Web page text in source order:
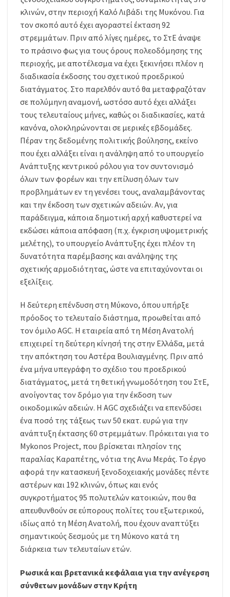
κλινών, στην περιοχή Καλό Λιβάδι της Μυκόνου. Για
τον σκοπό αυτό έχει αγοραστεί έκταση 92
στρεμμάτων. Πριν από λίγες ημέρες, το ΣτΕ άναψε
το πράσινο φως για τους όρους πολεοδόμησης της
περιοχής, με αποτέλεσμα να έχει ξεκινήσει πλέον η
διαδικασία έκδοσης του σχετικού προεδρικού
διατάγματος. Στο παρελθόν αυτό θα μεταφραζόταν
σε πολύμηνη αναμονή, ωστόσο αυτό έχει αλλάξει
τους τελευταίους μήνες, καθώς οι διαδικασίες, κατά
κανόνα, ολοκληρώνονται σε μερικές εβδομάδες.
Πέραν της δεδομένης πολιτικής βούλησης, εκείνο
που έχει αλλάξει είναι η ανάληψη από το υπουργείο
Ανάπτυξης κεντρικού ρόλου για τον συντονισμό
όλων των φορέων και την επίλυση όλων των
προβλημάτων εν τη γενέσει τους, αναλαμβάνοντας
και την έκδοση των σχετικών αδειών. Αν, για
παράδειγμα, κάποια δημοτική αρχή καθυστερεί να
εκδώσει κάποια απόφαση (π.χ. έγκριση υψομετρικής
μελέτης), το υπουργείο Ανάπτυξης έχει πλέον τη
δυνατότητα παρέμβασης και ανάληψης της
σχετικής αρμοδιότητας, ώστε να επιταχύνονται οι
εξελίξεις.
Η δεύτερη επένδυση στη Μύκονο, όπου υπήρξε
πρόοδος το τελευταίο διάστημα, προωθείται από
τον όμιλο AGC. Η εταιρεία από τη Μέση Ανατολή
επιχειρεί τη δεύτερη κίνησή της στην Ελλάδα, μετά
την απόκτηση του Αστέρα Βουλιαγμένης. Πριν από
ένα μήνα υπεγράφη το σχέδιο του προεδρικού
διατάγματος, μετά τη θετική γνωμοδότηση του ΣτΕ,
ανοίγοντας τον δρόμο για την έκδοση των
οικοδομικών αδειών. Η AGC σχεδιάζει να επενδύσει
ένα ποσό της τάξεως των 50 εκατ. ευρώ για την
ανάπτυξη έκτασης 60 στρεμμάτων. Πρόκειται για το
Mykonos Project, που βρίσκεται πλησίον της
παραλίας Καραπέτης, νότια της Ανω Μεράς. Το έργο
αφορά την κατασκευή ξενοδοχειακής μονάδες πέντε
αστέρων και 192 κλινών, όπως και ενός
συγκροτήματος 95 πολυτελών κατοικιών, που θα
απευθυνθούν σε εύπορους πολίτες του εξωτερικού,
ιδίως από τη Μέση Ανατολή, που έχουν αναπτύξει
σημαντικούς δεσμούς με τη Μύκονο κατά τη
διάρκεια των τελευταίων ετών.
Ρωσικά και βρετανικά κεφάλαια για την ανέγερση
σύνθετων μονάδων στην Κρήτη